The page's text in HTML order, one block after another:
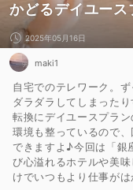
かどるデイユー
2025年05月16日
maki1
自宅でのテレワーク。
ダラダラしてしまった
転換にデイユースプラ
環境も整っているので
できますよ♪今回は「銀
び心溢れるホテルや美
けでいつもより仕事が